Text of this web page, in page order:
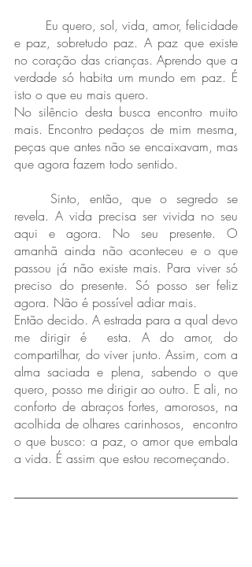
e paz, sobretudo paz. A paz que existe
no coração das crianças. Aprendo que a
verdade só habita um mundo em paz. É
isto o que eu mais quero.
No silêncio desta busca encontro muito
mais. Encontro pedaços de mim mesma,
peças que antes não se encaixavam, mas
que agora fazem todo sentido.
revela. A vida precisa ser vivida no seu
aqui e agora. No seu presente. O
amanhã ainda não aconteceu e o que
passou já não existe mais. Para viver só
preciso do presente. Só posso ser feliz
agora. Não é possível adiar mais.
Então decido. A estrada para a qual devo
me dirigir é  esta. A do amor, do
compartilhar, do viver junto. Assim, com a
alma saciada e plena, sabendo o que
quero, posso me dirigir ao outro. E ali, no
conforto de abraços fortes, amorosos, na
acolhida de olhares carinhosos,  encontro
o que busco: a paz, o amor que embala
a vida. É assim que estou recomeçando.